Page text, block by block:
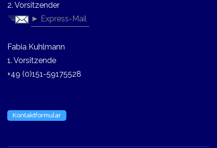
2. Vorsitzender
► Express-Mail
Fabia Kuhlmann
1. Vorsitzende
+49 (0)151-59175528
Kontaktformular